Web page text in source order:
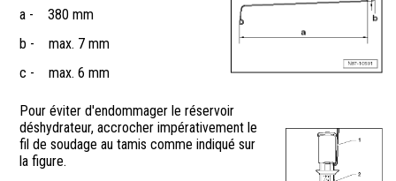
a -
380 mm
b -
max. 7 mm
c -
max. 6 mm
Pour éviter d'endommager le réservoir
déshydrateur, accrocher impérativement le
fil de soudage au tamis comme indiqué sur
la figure.